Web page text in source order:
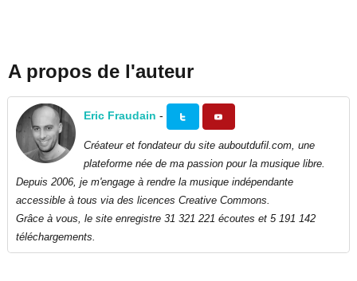
A propos de l'auteur
Eric Fraudain -
Créateur et fondateur du site auboutdufil.com, une
plateforme née de ma passion pour la musique libre.
Depuis 2006, je m'engage à rendre la musique indépendante
accessible à tous via des licences Creative Commons.
Grâce à vous, le site enregistre 31 321 221 écoutes et 5 191 142
téléchargements.